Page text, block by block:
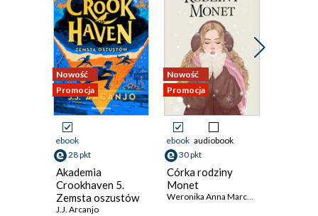
Nowość
Promocja
ebook
28 pkt
Akademia
Crookhaven 5.
Zemsta oszustów
J.J. Arcanjo
Nowość
Promocja
ebook audiobook
30 pkt
Córka rodziny
Monet
Weronika Anna Marczak